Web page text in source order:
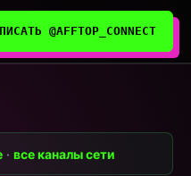
@AFFTOP_CONNECT
·все каналы сети